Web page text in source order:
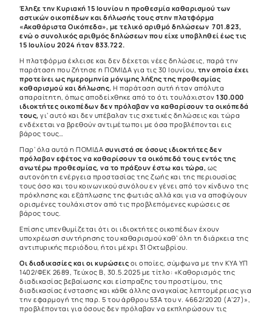
Έληξε την Κυριακή 15 Ιουνίου η προθεσμία καθαρισμού των
αστικών οικοπέδων και δήλωσής τους στην πλατφόρμα
«Ακαθάριστα Οικόπεδα», με τελικό αριθμό δηλώσεων 701.823,
ενώ ο συνολικός αριθμός δηλώσεων που είχε υποβληθεί έως τις
15 Ιουλίου 2024 ήταν 833.722.
Η πλατφόρμα έκλεισε και δεν δέχεται νέες δηλώσεις, παρά την
παράταση που ζήτησε η ΠΟΜΙΔΑ για τις 30 Ιουνίου, την οποία έχει
προτείνει ως ημερομηνία μόνιμης λήξης της προθεσμίας
καθαρισμού και δήλωσης. Η παράταση αυτή ήταν απόλυτα
απαραίτητη, όπως αποδείχθηκε από το ότι τουλάχιστον 130.000
ιδιοκτήτες οικοπέδων δεν πρόλαβαν να καθαρίσουν τα οικόπεδά
τους, γι’ αυτό και δεν υπέβαλαν τις σχετικές δηλώσεις και τώρα
ενδέχεται να βρεθούν αντιμέτωποι με όσα προβλέπονται εις
βάρος τους…
Παρ’ όλα αυτά η ΠΟΜΙΔΑ συνιστά σε όσους ιδιοκτήτες δεν
πρόλαβαν εφέτος να καθαρίσουν τα οικόπεδά τους εντός της
ανωτέρω προθεσμίας, να το πράξουν έστω και τώρα, ως
αυτονόητη ενέργεια προστασίας της ζωής και της περιουσίας
τους όσο και του κοινωνικού συνόλου εν γένει από τον κίνδυνο της
πρόκλησης και εξάπλωσης της φωτιάς αλλά και για να αποφύγουν
ορισμένες τουλάχιστον από τις προβλεπόμενες κυρώσεις σε
βάρος τους.
Επίσης υπενθυμίζεται ότι οι ιδιοκτήτες οικοπέδων έχουν
υποχρέωση συντήρησης του καθαρισμού καθ’ όλη τη διάρκεια της
αντιπυρικής περιόδου, ήτοι μέχρι 31 Οκτωβρίου.
Οι διαδικασίες και οι κυρώσεις οι οποίες, σύμφωνα με την ΚΥΑ ΥΠ
1402/ΦΕΚ 2689, Τεύχος Β, 30.5.2025 με τίτλο: «Καθορισμός της
διαδικασίας βεβαίωσης και εί­σπραξης του προστίμου, της
διαδικασίας ένστα­σης και κάθε άλλης αναγκαίας λεπτομέρειας για
την εφαρμογή της παρ. 5 του άρθρου 53Α του ν. 4662/2020 (Α’27)»,
προβλέπονται για όσους δεν πρόλαβαν να εκπληρώσουν τις